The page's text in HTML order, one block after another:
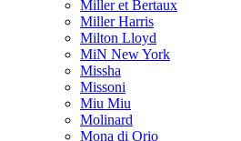
Miller et Bertaux
Miller Harris
Milton Lloyd
MiN New York
Missha
Missoni
Miu Miu
Molinard
Mona di Orio